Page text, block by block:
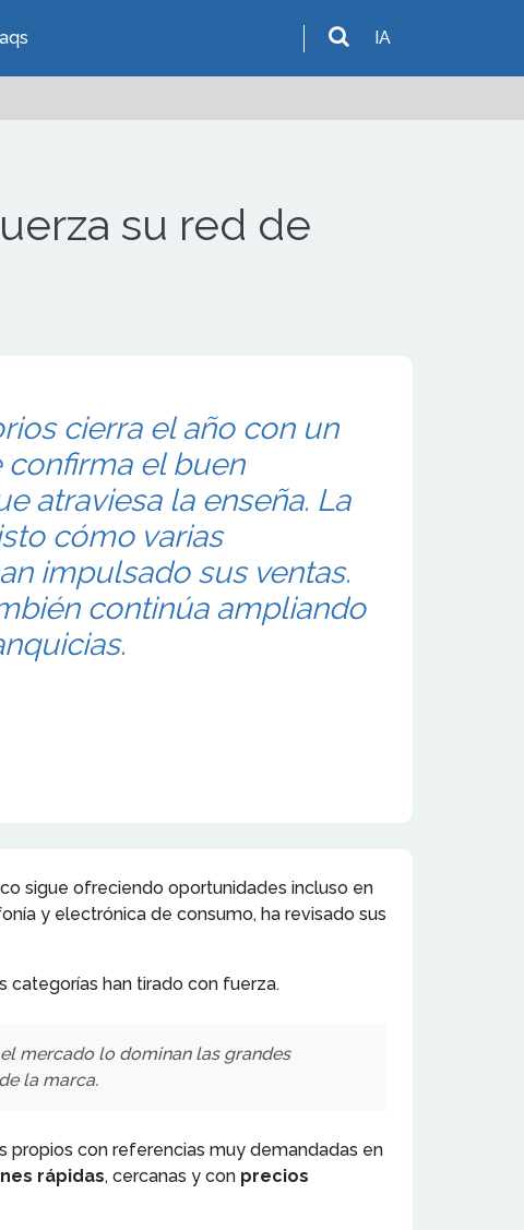
IA
su red de
cierra el año con un
confirma el buen
atraviesa la enseña. La
cómo varias
impulsado sus ventas.
continúa ampliando
sigue ofreciendo oportunidades incluso en
y electrónica de consumo, ha revisado sus
han tirado con fuerza.
mercado lo dominan las grandes
la marca.
propios con referencias muy demandadas en
rápidas, cercanas y con precios